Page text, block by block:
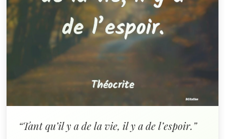
“Tant qu’il y a de la vie, il y a de l’espoir.”